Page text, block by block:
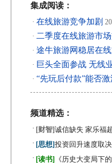
集成阅读：
· 在线旅游竞争加剧
· 二季度在线旅游市
· 途牛旅游网稳居在
· 巨头全面参战 无线
· “先玩后付款”能否
频道精选：
· [财智]诚信缺失 家乐福
· [思想]投资回升速度取
· [读书] 《历史大变局下